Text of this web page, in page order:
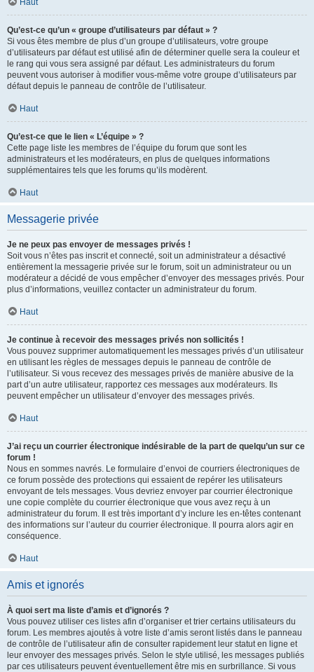
Haut
Qu’est-ce qu’un « groupe d’utilisateurs par défaut » ?
Si vous êtes membre de plus d’un groupe d’utilisateurs, votre groupe
d’utilisateurs par défaut est utilisé afin de déterminer quelle sera la couleur et
le rang qui vous sera assigné par défaut. Les administrateurs du forum
peuvent vous autoriser à modifier vous-même votre groupe d’utilisateurs par
défaut depuis le panneau de contrôle de l’utilisateur.
Haut
Qu’est-ce que le lien « L’équipe » ?
Cette page liste les membres de l’équipe du forum que sont les
administrateurs et les modérateurs, en plus de quelques informations
supplémentaires tels que les forums qu’ils modèrent.
Haut
Messagerie privée
Je ne peux pas envoyer de messages privés !
Soit vous n’êtes pas inscrit et connecté, soit un administrateur a désactivé
entièrement la messagerie privée sur le forum, soit un administrateur ou un
modérateur a décidé de vous empêcher d’envoyer des messages privés. Pour
plus d’informations, veuillez contacter un administrateur du forum.
Haut
Je continue à recevoir des messages privés non sollicités !
Vous pouvez supprimer automatiquement les messages privés d’un utilisateur
en utilisant les règles de messages depuis le panneau de contrôle de
l’utilisateur. Si vous recevez des messages privés de manière abusive de la
part d’un autre utilisateur, rapportez ces messages aux modérateurs. Ils
peuvent empêcher un utilisateur d’envoyer des messages privés.
Haut
J’ai reçu un courrier électronique indésirable de la part de quelqu’un sur ce
forum !
Nous en sommes navrés. Le formulaire d’envoi de courriers électroniques de
ce forum possède des protections qui essaient de repérer les utilisateurs
envoyant de tels messages. Vous devriez envoyer par courrier électronique
une copie complète du courrier électronique que vous avez reçu à un
administrateur du forum. Il est très important d’y inclure les en-têtes contenant
des informations sur l’auteur du courrier électronique. Il pourra alors agir en
conséquence.
Haut
Amis et ignorés
À quoi sert ma liste d’amis et d’ignorés ?
Vous pouvez utiliser ces listes afin d’organiser et trier certains utilisateurs du
forum. Les membres ajoutés à votre liste d’amis seront listés dans le panneau
de contrôle de l’utilisateur afin de consulter rapidement leur statut en ligne et
leur envoyer des messages privés. Selon le style utilisé, les messages publiés
par ces utilisateurs peuvent éventuellement être mis en surbrillance. Si vous